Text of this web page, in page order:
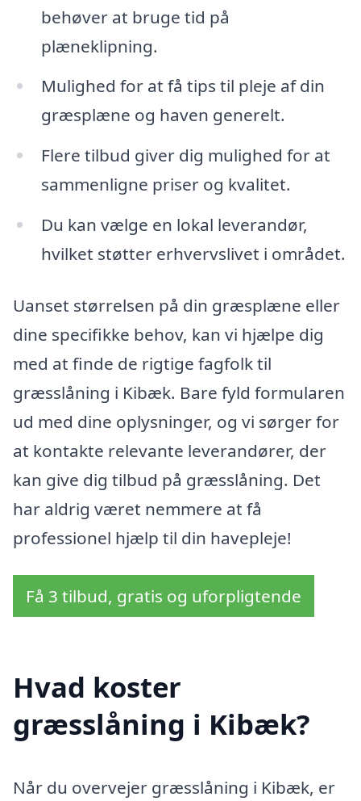
behøver at bruge tid på
plæneklipning.
Mulighed for at få tips til pleje af din
græsplæne og haven generelt.
Flere tilbud giver dig mulighed for at
sammenligne priser og kvalitet.
Du kan vælge en lokal leverandør,
hvilket støtter erhvervslivet i området.
Uanset størrelsen på din græsplæne eller
dine specifikke behov, kan vi hjælpe dig
med at finde de rigtige fagfolk til
græsslåning i Kibæk. Bare fyld formularen
ud med dine oplysninger, og vi sørger for
at kontakte relevante leverandører, der
kan give dig tilbud på græsslåning. Det
har aldrig været nemmere at få
professionel hjælp til din havepleje!
Få 3 tilbud, gratis og uforpligtende
Hvad koster
græsslåning i Kibæk?
Når du overvejer græsslåning i Kibæk, er